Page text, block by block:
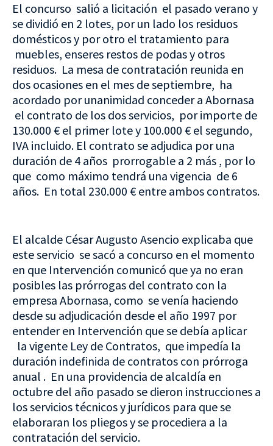
El concurso salió a licitación el pasado verano y
se dividió en 2 lotes, por un lado los residuos
domésticos y por otro el tratamiento para
muebles, enseres restos de podas y otros
residuos. La mesa de contratación reunida en
dos ocasiones en el mes de septiembre, ha
acordado por unanimidad conceder a Abornasa
el contrato de los dos servicios, por importe de
130.000 € el primer lote y 100.000 € el segundo,
IVA incluido. El contrato se adjudica por una
duración de 4 años prorrogable a 2 más , por lo
que como máximo tendrá una vigencia de 6
años. En total 230.000 € entre ambos contratos.
El alcalde César Augusto Asencio explicaba que
este servicio se sacó a concurso en el momento
en que Intervención comunicó que ya no eran
posibles las prórrogas del contrato con la
empresa Abornasa, como se venía haciendo
desde su adjudicación desde el año 1997 por
entender en Intervención que se debía aplicar
la vigente Ley de Contratos, que impedía la
duración indefinida de contratos con prórroga
anual . En una providencia de alcaldía en
octubre del año pasado se dieron instrucciones a
los servicios técnicos y jurídicos para que se
elaboraran los pliegos y se procediera a la
contratación del servicio.